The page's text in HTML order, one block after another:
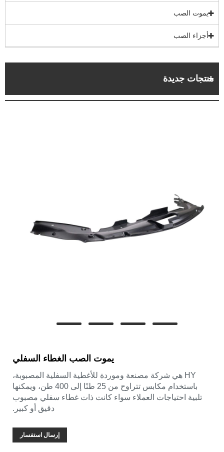
يموت الصب
أجزاء الصب
منتجات جديدة
يموت الصب الغطاء السفلي
HY هي شركة مصنعة وموردة للأغطية السفلية المصبوبة،
باستخدام مكابس تتراوح من 25 طنًا إلى 400 طن، ويمكنها
تلبية احتياجات العملاء سواء كانت ذات غطاء سفلي مصبوب
دقيق أو كبير.
إرسال استفسار